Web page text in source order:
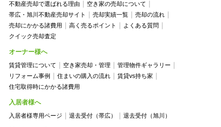
不動産売却で選ばれる理由
空き家の売却について
帯広・旭川不動産売却サイト
売却実績一覧
売却の流れ
売却にかかる諸費用
高く売るポイント
よくある質問
クイック売却査定
オーナー様へ
賃貸管理について 空き家売却・管理
管理物件ギャラリー
リフォーム事例
住まいの購入の流れ
賃貸vs持ち家
住宅取得時にかかる諸費用
入居者様へ
入居者様専用ページ 退去受付（帯広） 退去受付（旭川）